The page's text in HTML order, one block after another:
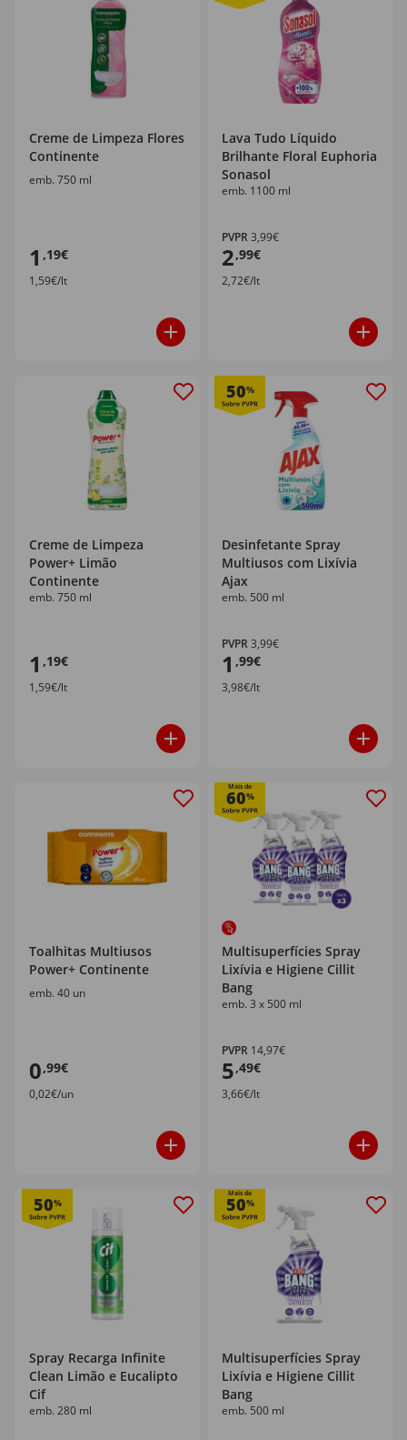
Creme de Limpeza Flores
Continente
emb. 750 ml
1 ,19€
1,59€/lt
Lava Tudo Líquido
Brilhante Floral Euphoria
Sonasol
emb. 1100 ml
PVPR3,99€
2,99€
2,72€/lt
Creme de Limpeza
Power+ Limão
Continente
emb. 750 ml
1 ,19€
1,59€/lt
50%
Desinfetante Spray
Multiusos com Lixívia
Ajax
emb. 500 ml
PVPR3,99€
1 ,99€
3,98€/lt
Toalhitas Multiusos
Power+ Continente
emb. 40 un
0,99€
0,02€/un
Mais de
60%
Multisuperfícies Spray
Lixívia e Higiene Cillit
Bang
emb. 3 x 500 ml
PVPR 14,97€
5,49€
3,66€/lt
50%
Spray Recarga Infinite
Clean Limão e Eucalipto
Cif
emb. 280 ml
Mais de
50%
Multisuperfícies Spray
Lixívia e Higiene Cillit
Bang
emb. 500 ml